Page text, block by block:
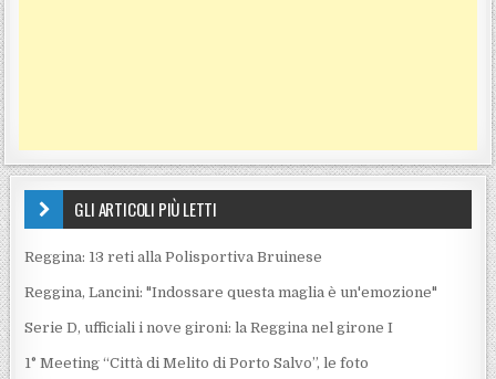
GLI ARTICOLI PIÙ LETTI
Reggina: 13 reti alla Polisportiva Bruinese
Reggina, Lancini: "Indossare questa maglia è un'emozione"
Serie D, ufficiali i nove gironi: la Reggina nel girone I
1° Meeting “Città di Melito di Porto Salvo”, le foto